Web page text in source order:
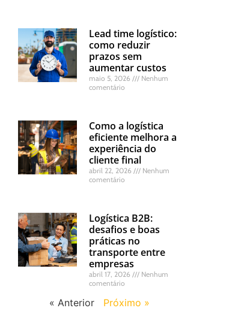
Lead time logístico:
como reduzir
prazos sem
aumentar custos
maio 5, 2026
Nenhum
comentário
Como a logística
eficiente melhora a
experiência do
cliente final
abril 22, 2026
Nenhum
comentário
Logística B2B:
desafios e boas
práticas no
transporte entre
empresas
abril 17, 2026
Nenhum
comentário
« Anterior Próximo »